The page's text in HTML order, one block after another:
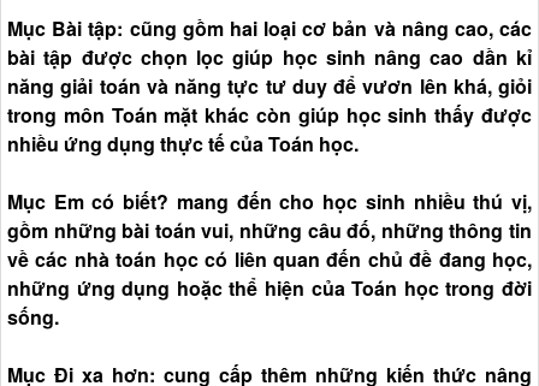
Mục Bài tập: cũng gồm hai loại cơ bản và nâng cao, các
bài tập được chọn lọc giúp học sinh nâng cao dần kỉ
năng giải toán và năng tực tư duy để vươn lên khá, giỏi
trong môn Toán mặt khác còn giúp học sinh thấy được
nhiều ứng dụng thực tế của Toán học.
Mục Em có biết? mang đến cho học sinh nhiều thú vị,
gồm những bài toán vui, những câu đố, những thông tin
về các nhà toán học có liên quan đến chủ đề đang học,
những ứng dụng hoặc thể hiện của Toán học trong đời
sống.
Mục Đi xa hơn: cung cấp thêm những kiến thức nâng